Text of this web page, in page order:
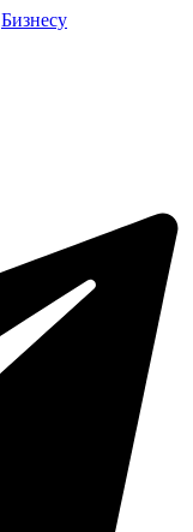
Бизнесу